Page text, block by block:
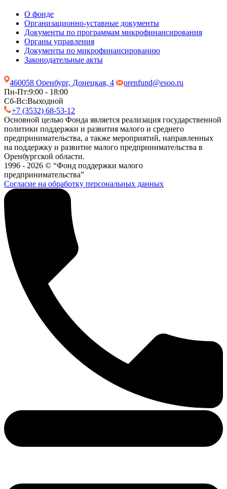
О фонде
Организационно-уставные документы
Документы по программам микрофинансирования
Органы управления
Документы по микрофинансированию
Законодательные акты
460058 Оренбург, Донецкая, 4
orenfund@esoo.ru
Пн-Пт:9:00 - 18:00
Сб-Вс:Выходной
+7 (3532) 68-53-12
Основной целью Фонда является реализация государственной
политики поддержки и развития малого и среднего
предпринимательства, а также мероприятий, направленных
на поддержку и развитие малого предпринимательства в
Оренбургской области.
1996 - 2026 © “Фонд поддержки малого
предпринимательства”
Согласие на обработку персональных данных